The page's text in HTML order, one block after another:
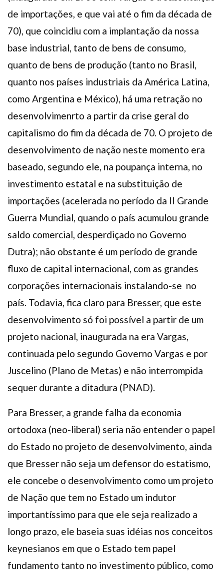
de importações, e que vai até o fim da década de
70), que coincidiu com a implantação da nossa
base industrial, tanto de bens de consumo,
quanto de bens de produção (tanto no Brasil,
quanto nos países industriais da América Latina,
como Argentina e México), há uma retração no
desenvolvimenrto a partir da crise geral do
capitalismo do fim da década de 70. O projeto de
desenvolvimento de nação neste momento era
baseado, segundo ele, na poupança interna, no
investimento estatal e na substituição de
importações (acelerada no período da II Grande
Guerra Mundial, quando o país acumulou grande
saldo comercial, desperdiçado no Governo
Dutra); não obstante é um período de grande
fluxo de capital internacional, com as grandes
corporações internacionais instalando-se no
país. Todavia, fica claro para Bresser, que este
desenvolvimento só foi possível a partir de um
projeto nacional, inaugurada na era Vargas,
continuada pelo segundo Governo Vargas e por
Juscelino (Plano de Metas) e não interrompida
sequer durante a ditadura (PNAD).
Para Bresser, a grande falha da economia
ortodoxa (neo-liberal) seria não entender o papel
do Estado no projeto de desenvolvimento, ainda
que Bresser não seja um defensor do estatismo,
ele concebe o desenvolvimento como um projeto
de Nação que tem no Estado um indutor
importantíssimo para que ele seja realizado a
longo prazo, ele baseia suas idéias nos conceitos
keynesianos em que o Estado tem papel
fundamento tanto no investimento público, como